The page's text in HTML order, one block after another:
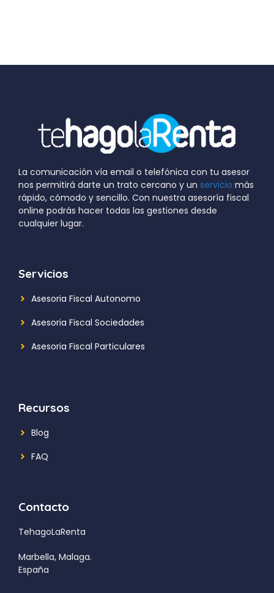
La comunicación vía email o telefónica con tu asesor
nos permitirá darte un trato cercano y un servicio más
rápido, cómodo y sencillo. Con nuestra asesoría fiscal
online podrás hacer todas las gestiones desde
cualquier lugar.
Servicios
Asesoria Fiscal Autonomo
Asesoria Fiscal Sociedades
Asesoria Fiscal Particulares
Recursos
Blog
FAQ
Contacto
TehagoLaRenta
Marbella, Malaga.
España